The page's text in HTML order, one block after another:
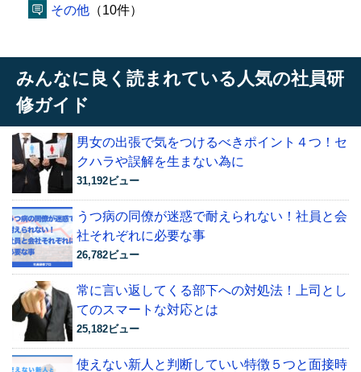
その他 （10件）
みんなに良く読まれている人気の社員研
修ガイド
男女の出張で気をつけるべきポイント４つ！セ
クハラや誤解を生まない為に
31,192ビュー
うつ病の同僚が迷惑で耐えられない！社員と会
社それぞれに必要な事
26,782ビュー
常に言い返してくる部下への対処法！上司とし
てのスマートな対応とは
25,182ビュー
使えない新人と判断していい特徴５つと面接時